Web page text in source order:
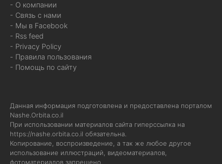
- О компании
- Связь с нами
- Мы в Facebook
- Rss feed
- Privacy Policy
- Правила пользования
- Помощь по сайту
Данная информация подготовлена и предоставлена порталом
Nashe.Orbita.co.il
При использовании материалов сайта гиперссылка на
https://nashe.orbita.co.il обязательна.
Копирование, воспроизведение, а так же любое другое
использование иллюстраций, видеоматериалов,
фотоматериалов запрещено.